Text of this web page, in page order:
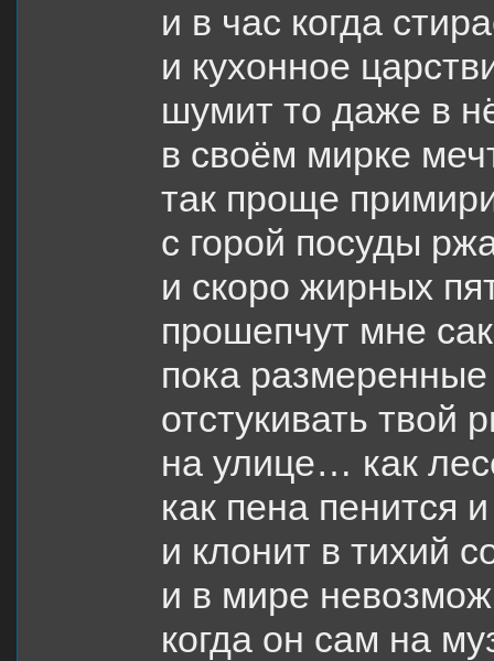
и в час когда
и кухонное
шумит то даже в
в своём мирке
так проще
с горой посуды
и скоро жирных
прошепчут мне
пока
отстукивать твой
на улице… как
как пена пенится
и клонит в тихий
и в мире
когда он сам на